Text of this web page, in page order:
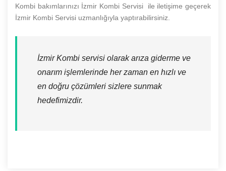
Kombi bakımlarınızı İzmir Kombi Servisi ile iletişime geçerek
İzmir Kombi Servisi uzmanlığıyla yaptırabilirsiniz.
İzmir Kombi servisi olarak arıza giderme ve
onarım işlemlerinde her zaman en hızlı ve
en doğru çözümleri sizlere sunmak
hedefimizdir.